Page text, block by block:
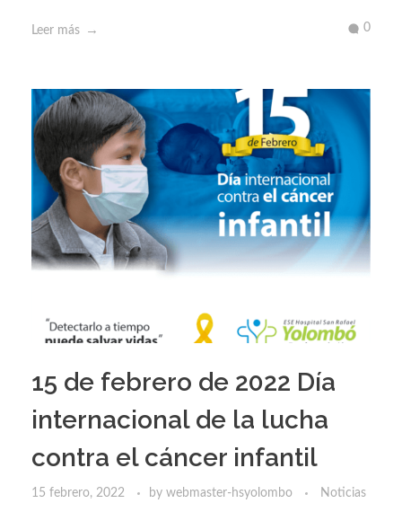
Leer más 0
15 de febrero de 2022 Día
internacional de la lucha
contra el cáncer infantil
15 febrero, 2022 by webmaster-hsyolombo Noticias